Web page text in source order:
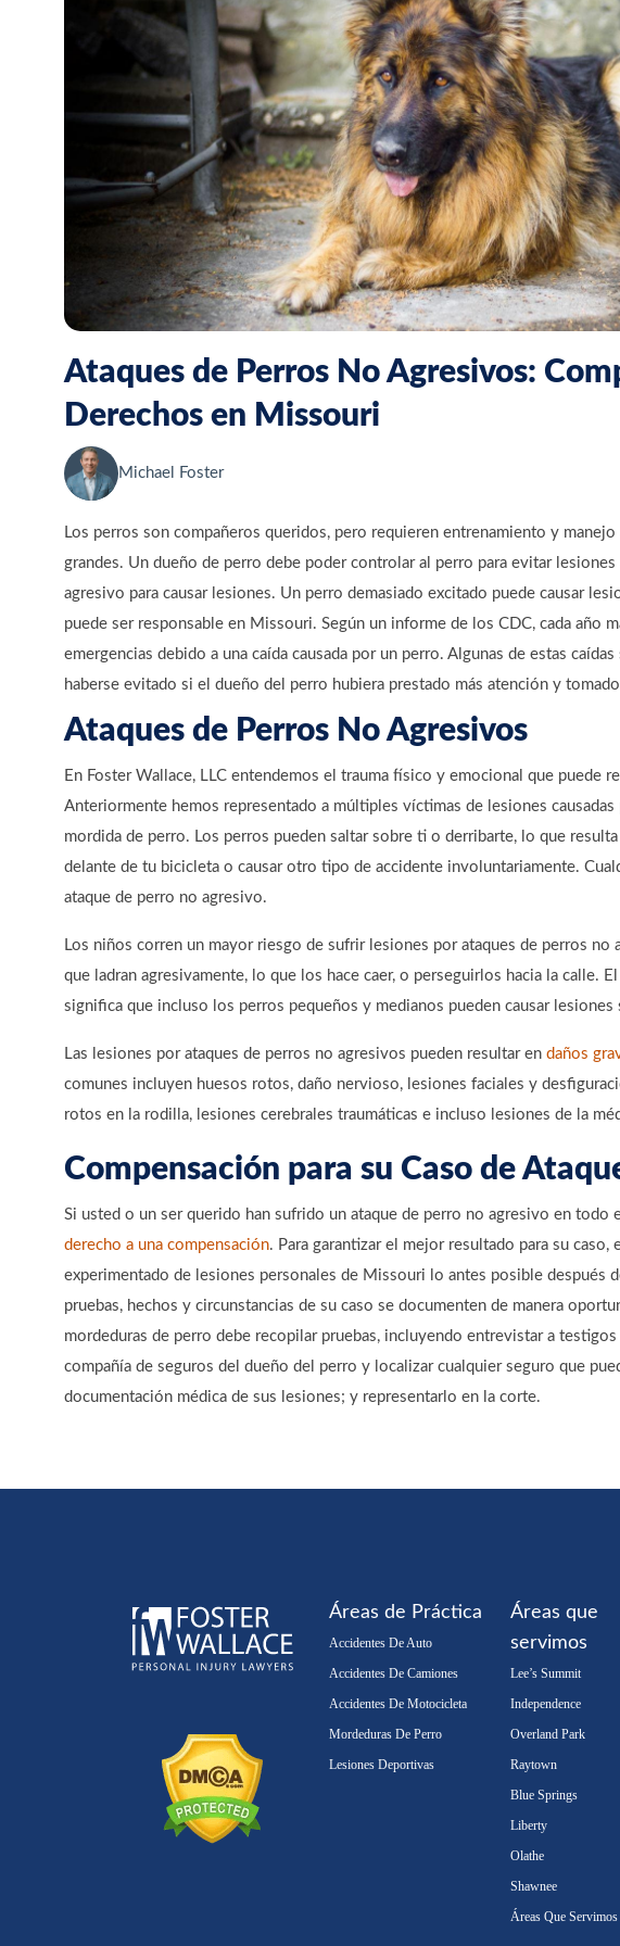
Ataques de Perros No Agresivos:
Derechos en Missouri
Michael Foster
Los perros son compañeros queridos, pero requieren entrenamiento y
grandes. Un dueño de perro debe poder controlar al perro para evitar
agresivo para causar lesiones. Un perro demasiado excitado puede causar
puede ser responsable en Missouri. Según un informe de los CDC, cada año
emergencias debido a una caída causada por un perro. Algunas de estas
haberse evitado si el dueño del perro hubiera prestado más atención y
Ataques de Perros No Agresivos
En Foster Wallace, LLC entendemos el trauma físico y emocional que puede
Anteriormente hemos representado a múltiples víctimas de lesiones
mordida de perro. Los perros pueden saltar sobre ti o derribarte, lo que
delante de tu bicicleta o causar otro tipo de accidente involuntariamente.
ataque de perro no agresivo.
Los niños corren un mayor riesgo de sufrir lesiones por ataques de perros no
que ladran agresivamente, lo que los hace caer, o perseguirlos hacia la calle.
significa que incluso los perros pequeños y medianos pueden causar lesiones
Las lesiones por ataques de perros no agresivos pueden resultar en daños
comunes incluyen huesos rotos, daño nervioso, lesiones faciales y
rotos en la rodilla, lesiones cerebrales traumáticas e incluso lesiones de la
Compensación para su Caso de
Si usted o un ser querido han sufrido un ataque de perro no agresivo en todo
derecho a una compensación. Para garantizar el mejor resultado para su
experimentado de lesiones personales de Missouri lo antes posible después
pruebas, hechos y circunstancias de su caso se documenten de manera
mordeduras de perro debe recopilar pruebas, incluyendo entrevistar a
compañía de seguros del dueño del perro y localizar cualquier seguro que
documentación médica de sus lesiones; y representarlo en la corte.
Áreas de Práctica
Accidentes De Auto
Accidentes De Camiones
Accidentes De Motocicleta
Mordeduras De Perro
Lesiones Deportivas
Áreas que
servimos
Lee’s Summit
Independence
Overland Park
Raytown
Blue Springs
Liberty
Olathe
Shawnee
Áreas Que Servimos